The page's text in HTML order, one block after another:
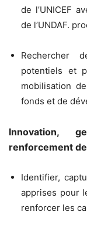
de l’UNICEF
de l’UNDAF.
Rechercher
potentiels et
mobilisation
fonds et de
Innovation,
renforcement
Identifier,
apprises pour
renforcer les